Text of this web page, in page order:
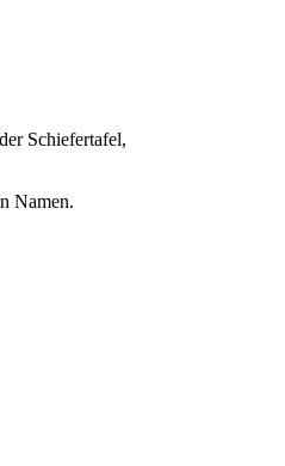
Schiefertafel,
Namen.